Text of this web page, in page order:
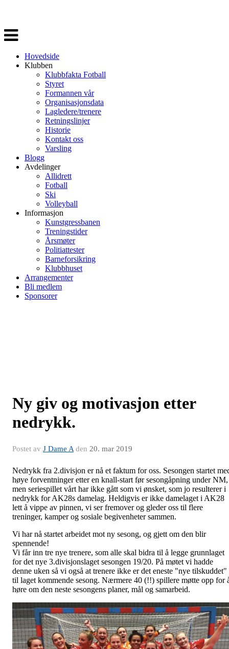
Veksle
navigasjon
Hovedside
Klubben
Klubbfakta Fotball
Styret
Formannen vår
Organisasjonsdata
Lagledere/trenere
Retningslinjer
Historie
Kontakt oss
Varsling
Blogg
Avdelinger
Allidrett
Fotball
Ski
Volleyball
Informasjon
Kunstgressbanen
Treningstider
Årsmøter
Politiattester
Barneforsikring
Klubbhuset
Arrangementer
Bli medlem
Sponsorer
Ny giv og motivasjon etter
nedrykk.
Postet av J Dame A den 20. mar 2019
Nedrykk fra 2.divisjon er nå et faktum for oss. Sesongen startet
høye forventninger etter en knall-start før sesongåpning under NM,
men seriespillet vårt har ikke gått som vi ønsket, som jo resulterer i
nedrykk for AK28s damelag. Heldigvis er ikke damelaget i AK28
lett å vippe av pinnen, vi ser fremover og gleder oss til flere
treninger, kamper og sosiale begivenheter sammen.
Vi har nå startet arbeidet mot ny sesong, og gjett om den blir
spennende!
Vi får inn tre nye trenere, som alle skal bidra til å legge grunnlaget
for det nye 3.divisjonslaget sesongen 19/20. På møtet vi hadde
denne uken så vi også at trenere ikke er det eneste "nye tilskuddet"
til laget kommende sesong. Nærmere 40 (!!) spillere møtte opp for
høre om den neste sesongens planer, mål og samarbeid.